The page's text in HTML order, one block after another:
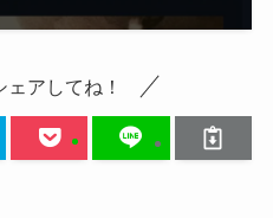
アしてね！